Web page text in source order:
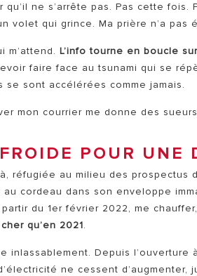
ne s’arrête pas. Pas cette
volet qui grince. Ma prière n’a pas
m’attend.L’info tourne en boucle
faire face au tsunami qui se
se sont accélérées comme jamais.
mon courrier me donne des
POUR UNE
réfugiée au milieu des prospectus
au cordeau dans son enveloppe
partir du 1er février 2022, me
qu’en 2021.
inlassablement. Depuis
ne cessent